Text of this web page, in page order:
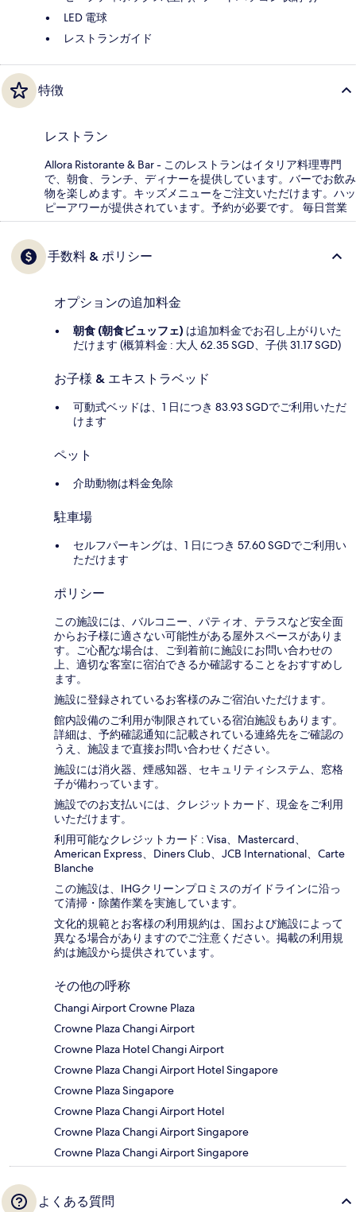
LED 電球
レストランガイド
特徴
レストラン
Allora Ristorante & Bar - このレストランはイタリア料理専門
で、朝食、ランチ、ディナーを提供しています。バーでお飲み
物を楽しめます。キッズメニューをご注文いただけます。ハッ
ピーアワーが提供されています。予約が必要です。 毎日営業
手数料 & ポリシー
オプションの追加料金
朝食 (朝食ビュッフェ) は追加料金でお召し上がりいた
だけます (概算料金 : 大人 62.35 SGD、子供 31.17 SGD)
お子様 & エキストラベッド
可動式ベッドは、1 日につき 83.93 SGDでご利用いただ
けます
ペット
介助動物は料金免除
駐車場
セルフパーキングは、1 日につき 57.60 SGDでご利用い
ただけます
ポリシー
この施設には、バルコニー、パティオ、テラスなど安全面
からお子様に適さない可能性がある屋外スペースがありま
す。ご心配な場合は、ご到着前に施設にお問い合わせの
上、適切な客室に宿泊できるか確認することをおすすめし
ます。
施設に登録されているお客様のみご宿泊いただけます。
館内設備のご利用が制限されている宿泊施設もあります。
詳細は、予約確認通知に記載されている連絡先をご確認の
うえ、施設まで直接お問い合わせください。
施設には消火器、煙感知器、セキュリティシステム、窓格
子が備わっています。
施設でのお支払いには、クレジットカード、現金をご利用
いただけます。
利用可能なクレジットカード : Visa、Mastercard、
American Express、Diners Club、JCB International、Carte
Blanche
この施設は、IHGクリーンプロミスのガイドラインに沿っ
て清掃・除菌作業を実施しています。
文化的規範とお客様の利用規約は、国および施設によって
異なる場合がありますのでご注意ください。掲載の利用規
約は施設から提供されています。
その他の呼称
Changi Airport Crowne Plaza
Crowne Plaza Changi Airport
Crowne Plaza Hotel Changi Airport
Crowne Plaza Changi Airport Hotel Singapore
Crowne Plaza Singapore
Crowne Plaza Changi Airport Hotel
Crowne Plaza Changi Airport Singapore
Crowne Plaza Changi Airport Singapore
よくある質問